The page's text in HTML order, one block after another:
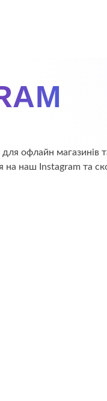
для офлайн
наш Instagram та